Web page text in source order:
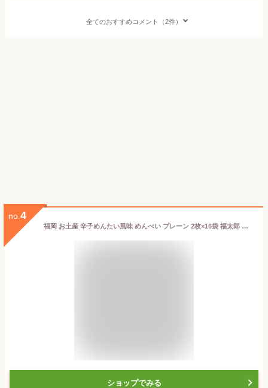
全てのおすすめコメント（2件）
no. 4
福岡 お土産 辛子めんたい風味 めんべい プレーン 2枚×16袋 福太郎 博多 九州 帰省土産 贈り物 博多土産 お菓子 せんべい 和菓子 プレゼント 手土産 お返し 贈答 明太子 風味 駅 空港 日持ち 新しい 高 評価 職場 新幹線 入学祝い 入園祝い お返し 引っ越し お配り 新生活
ショップでみる